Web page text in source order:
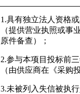
1.具有独立法人资格
（提供营业执照或事
原件备查）；
2.参与本项目投标前
（由供应商在《采购
3.未被列入失信被执